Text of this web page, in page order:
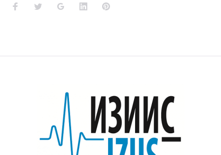
Facebook
TwitterGoogle+LinkedInPinterest